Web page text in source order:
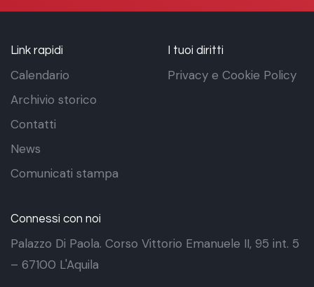
Link rapidi
Calendario
Archivio storico
Contatti
News
Comunicati stampa
I tuoi diritti
Privacy e Cookie Policy
Connessi con noi
Palazzo Di Paola. Corso Vittorio Emanuele II, 95 int. 5
– 67100 L'Aquila